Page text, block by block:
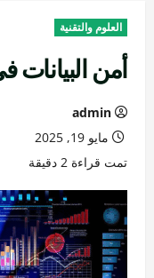
العلوم والتقنية
أمن البيانات
admin
مايو 19, 2025
تمت قراءة 2 دقيقة